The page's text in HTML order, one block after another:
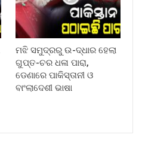
ମଝି ସମୁଦ୍ରରୁ ଉ-ଦ୍ଧାର ହେଲା
ଗୁପ୍ତ-ଚର ଧଳା ପାରା,
ଡେଣାରେ ପାକିସ୍ତାନୀ ଓ
ବାଂଲାଦେଶୀ ଭାଷା